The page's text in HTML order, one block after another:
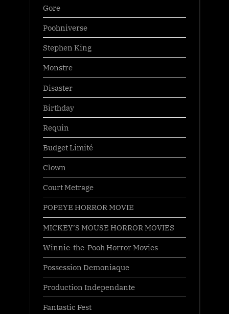
Gore
Poohniverse
Stephen King
Monstre
Disaster
Birthday
Requin
Budget Limité
Clown
Court Metrage
POPEYE HORROR MOVIE
MICKEY’S MOUSE HORROR MOVIES
Winnie-the-Pooh Horror Movies
Possession Demoniaque
Production Independante
Fantastic Fest